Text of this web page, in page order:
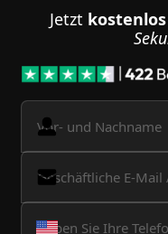
Jetzt kostenlos